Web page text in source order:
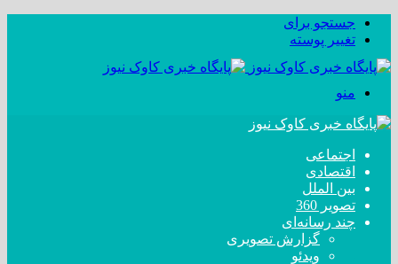
جستجو برای
تغییر پوسته
منو
اجتماعی
اقتصادی
بین الملل
تصویر 360
چند رسانه‌ای
گزارش تصویری
ویدئو